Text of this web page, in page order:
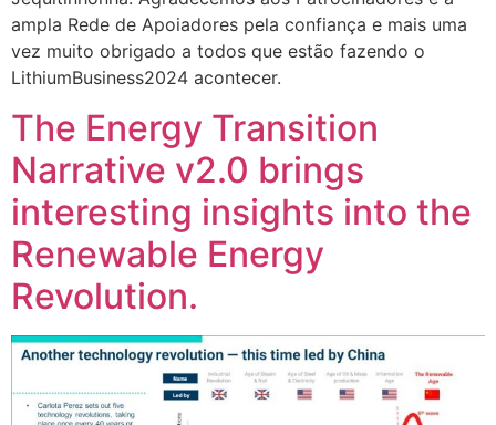
ampla Rede de Apoiadores pela confiança e mais uma
vez muito obrigado a todos que estão fazendo o
LithiumBusiness2024 acontecer.
The Energy Transition
Narrative v2.0 brings
interesting insights into the
Renewable Energy
Revolution.